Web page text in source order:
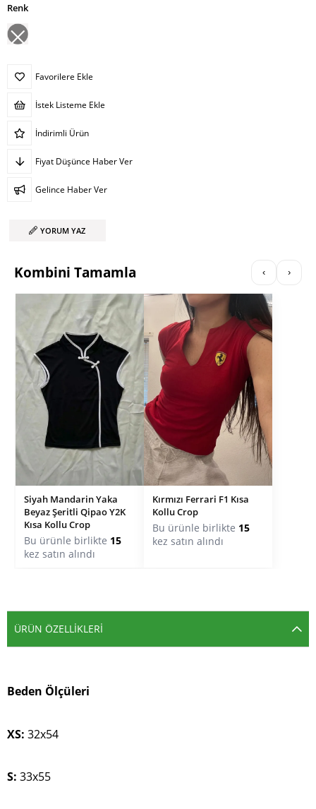
Renk
Favorilere Ekle
İstek Listeme Ekle
İndirimli Ürün
Fiyat Düşünce Haber Ver
Gelince Haber Ver
YORUM YAZ
Kombini Tamamla ‹ ›
Siyah Mandarin Yaka
Beyaz Şeritli Qipao Y2K
Kısa Kollu Crop
Bu ürünle birlikte 15
kez satın alındı
Kırmızı Ferrari F1 Kısa
Kollu Crop
Bu ürünle birlikte 15
kez satın alındı
ÜRÜN ÖZELLIKLERI
Beden Ölçüleri
XS: 32x54
S: 33x55